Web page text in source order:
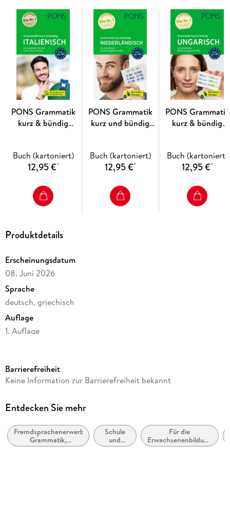
Sprachkenntnisse
PONS Grammatik
kurz & bündig
Buch (kartoniert)
12,95 €*
PONS Grammatik
kurz und bündig
Buch (kartoniert)
12,95 €*
PONS Grammatik
kurz & bündig
Buch (kartoniert)
12,95 €*
Produktdetails
Erscheinungsdatum
08. Juni 2026
Sprache
deutsch, griechisch
Auflage
1. Auflage
Altersempfehlung
Reihe
Verlag/Hersteller
Pons Langenscheidt GmbH
Barrierefreiheit
Keine Information zur Barrierefreiheit bekannt
Entdecken Sie mehr
Fremdsprachenerwerb:
Grammatik,
Wortschatz,
Schule
und
Lernen:
Für die
Erwachsenenbildung
(Deutschland)